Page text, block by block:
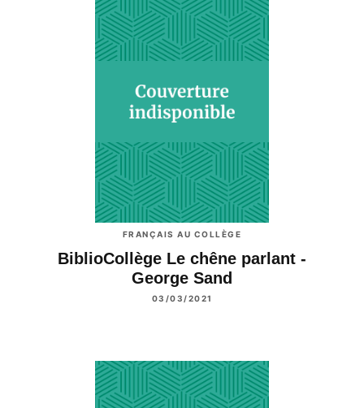
FRANÇAIS AU COLLÈGE
BiblioCollège Le chêne parlant -
George Sand
03/03/2021